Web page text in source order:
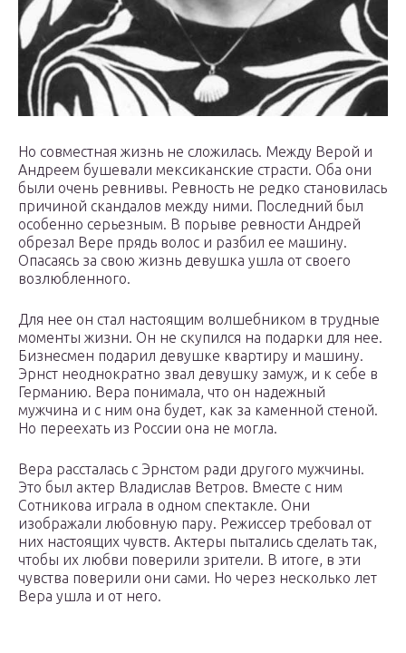
Но совместная жизнь не сложилась. Между Верой и
Андреем бушевали мексиканские страсти. Оба они
были очень ревнивы. Ревность не редко становилась
причиной скандалов между ними. Последний был
особенно серьезным. В порыве ревности Андрей
обрезал Вере прядь волос и разбил ее машину.
Опасаясь за свою жизнь девушка ушла от своего
возлюбленного.
Для нее он стал настоящим волшебником в трудные
моменты жизни. Он не скупился на подарки для нее.
Бизнесмен подарил девушке квартиру и машину.
Эрнст неоднократно звал девушку замуж, и к себе в
Германию. Вера понимала, что он надежный
мужчина и с ним она будет, как за каменной стеной.
Но переехать из России она не могла.
Вера рассталась с Эрнстом ради другого мужчины.
Это был актер Владислав Ветров. Вместе с ним
Сотникова играла в одном спектакле. Они
изображали любовную пару. Режиссер требовал от
них настоящих чувств. Актеры пытались сделать так,
чтобы их любви поверили зрители. В итоге, в эти
чувства поверили они сами. Но через несколько лет
Вера ушла и от него.